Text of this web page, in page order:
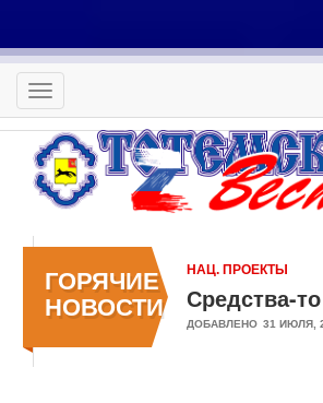
основному
содержанию
Меню
учётной
записи
пользователя
Toggle
navigation
ГОРЯЧИЕ
НОВОСТИ
НАЦ. ПРОЕКТЫ
Средства-
ДОБАВЛЕНО 31 ИЮЛЯ,